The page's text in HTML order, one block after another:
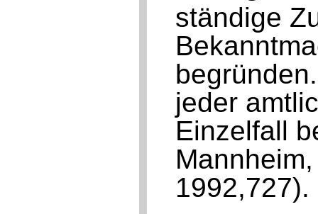
ständige
jeder
Einzelfall
1992,727).